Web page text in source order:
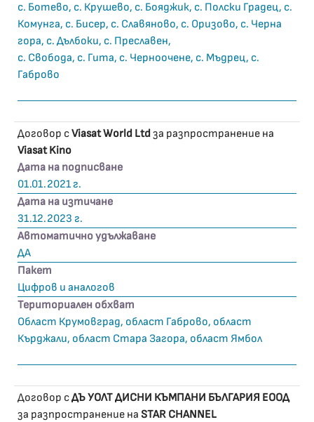
с. Ботево, с. Крушево, с. Бояджик, с. Полски Градец, с.
Комунга, с. Бисер, с. Славяново, с. Оризово, с. Черна
гора, с. Дълбоки, с. Преславен,
с. Свобода, с. Гита, с. Черноочене, с. Мъдрец, с.
Габрово
Договор сViasat World Ltdза разпространение на
Viasat Kino
Дата на подписване
01.01.2021 г.
Дата на изтичане
31.12.2023 г.
Автоматично удължаване
ДА
Пакет
Цифров и аналогов
Териториален обхват
Област Крумовград, област Габрово, област
Кърджали, област Стара Загора, област Ямбол
Договор сДЪ УОЛТ ДИСНИ КЪМПАНИ БЪЛГАРИЯ ЕООД
за разпространение на STAR CHANNEL